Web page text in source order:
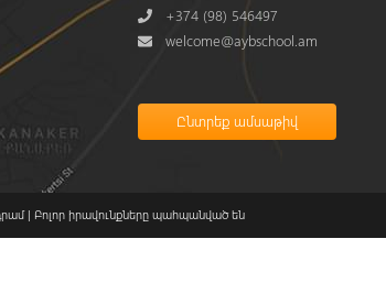
Phone+374 (98) 546497
Mail
welcome@aybschool.am
| Բոլոր իրավունքները պահպանված են